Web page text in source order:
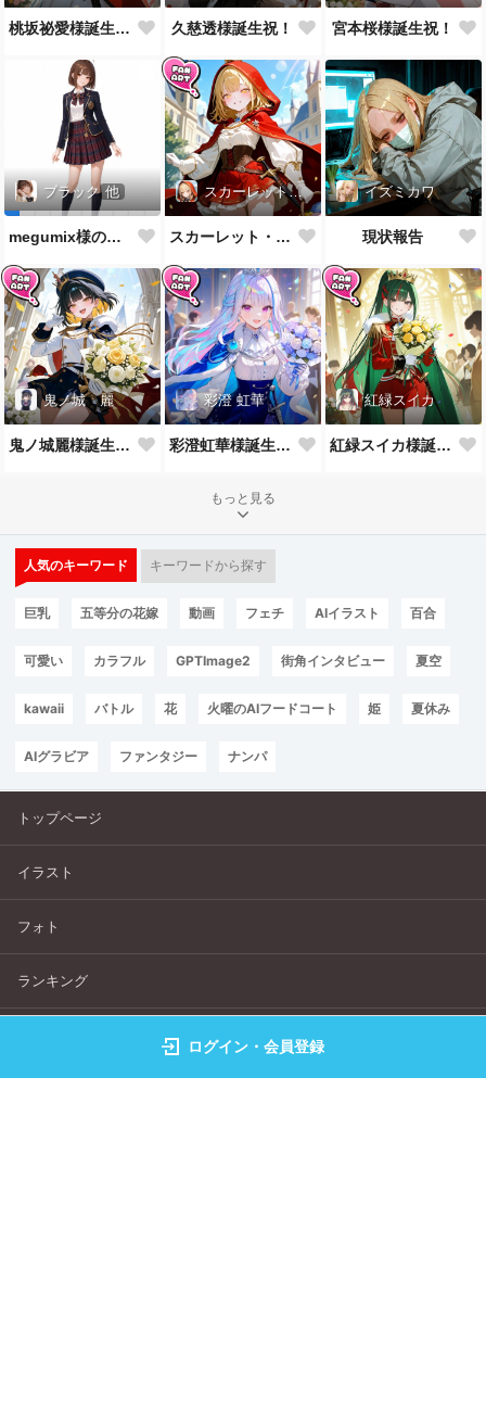
桃坂祕愛様誕生祝！ 久慈透様誕生祝！ 宮本桜様誕生祝！
ブラック 他
megumix様の英国風制服をお借りしてきた
スカーレット・レイベル
スカーレット・レイベル様誕生祝！
イズミカワ
現状報告
鬼ノ城 麗
鬼ノ城麗様誕生祝！
彩澄 虹華
彩澄虹華様誕生祝！
紅緑スイカ
紅緑スイカ様誕生祝！
もっと見る
人気のキーワード キーワードから探す
巨乳 五等分の花嫁 動画 フェチ AIイラスト 百合
可愛い カラフル GPTImage2 街角インタビュー 夏空
kawaii バトル 花 火曜のAIフードコート 姫 夏休み
AIグラビア ファンタジー ナンパ
トップページ
イラスト
フォト
ランキング
ログイン・会員登録